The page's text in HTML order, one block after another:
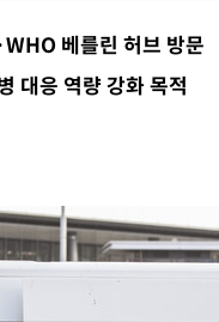
닥 0.06%↓
에 김태유 서울대 공대 교수…이
진종오·서범수 징계 절차 개시
감사' 유병호 구속기소
, 4053명 발생 1850명 사망
원 대표 구속 송치
멕시코산 할라피뇨"-- CDC
베를린 허브 방문
대응 역량 강화 목적